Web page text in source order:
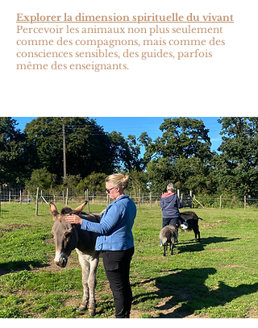
Explorer la dimension spirituelle du vivant
Percevoir les animaux non plus seulement
comme des compagnons, mais comme des
consciences sensibles, des guides, parfois
même des enseignants.